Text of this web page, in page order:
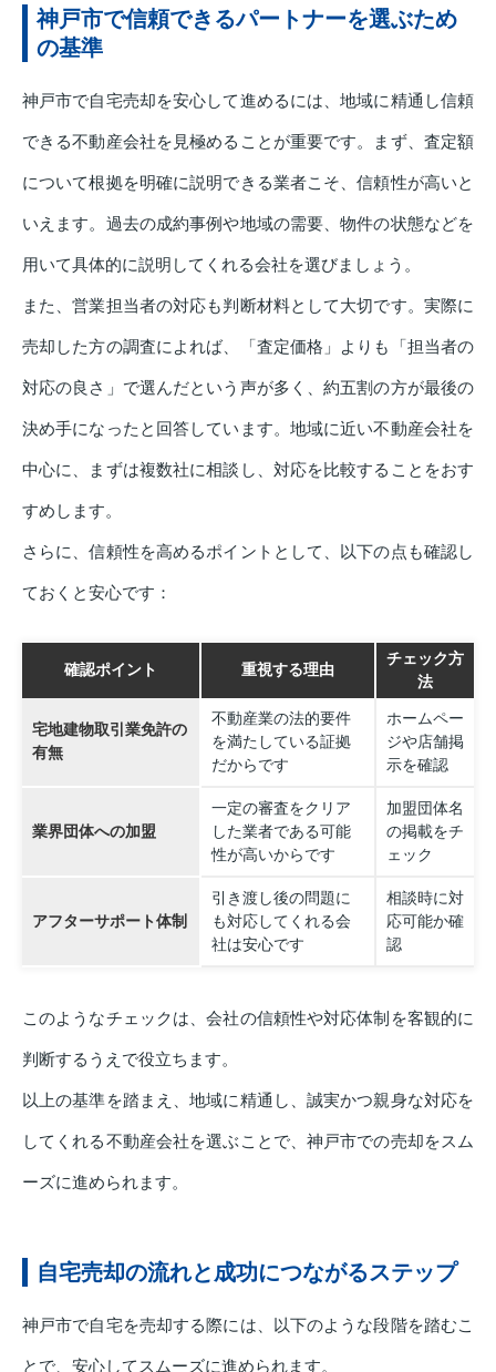
神戸市で信頼できるパートナーを選ぶため
の基準
神戸市で自宅売却を安心して進めるには、地域に精通し信頼
できる不動産会社を見極めることが重要です。まず、査定額
について根拠を明確に説明できる業者こそ、信頼性が高いと
いえます。過去の成約事例や地域の需要、物件の状態などを
用いて具体的に説明してくれる会社を選びましょう。
また、営業担当者の対応も判断材料として大切です。実際に
売却した方の調査によれば、「査定価格」よりも「担当者の
対応の良さ」で選んだという声が多く、約五割の方が最後の
決め手になったと回答しています。地域に近い不動産会社を
中心に、まずは複数社に相談し、対応を比較することをおす
すめします。
さらに、信頼性を高めるポイントとして、以下の点も確認し
ておくと安心です：
確認ポイント 重視する理由
チェック方
法
宅地建物取引業免許の
有無
不動産業の法的要件
を満たしている証拠
だからです
ホームペー
ジや店舗掲
示を確認
業界団体への加盟
一定の審査をクリア
した業者である可能
性が高いからです
加盟団体名
の掲載をチ
ェック
アフターサポート体制
引き渡し後の問題に
も対応してくれる会
社は安心です
相談時に対
応可能か確
認
このようなチェックは、会社の信頼性や対応体制を客観的に
判断するうえで役立ちます。
以上の基準を踏まえ、地域に精通し、誠実かつ親身な対応を
してくれる不動産会社を選ぶことで、神戸市での売却をスム
ーズに進められます。
自宅売却の流れと成功につながるステップ
神戸市で自宅を売却する際には、以下のような段階を踏むこ
とで、安心してスムーズに進められます。